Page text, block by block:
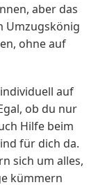
aber das
Umzugskönig
ohne auf
auf
ob du nur
Hilfe beim
für dich da.
sich um alles,
kümmern